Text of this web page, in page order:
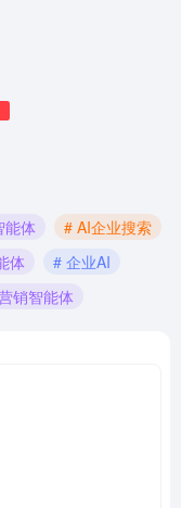
能体
# AI企业搜索
体
# 企业AI
销智能体